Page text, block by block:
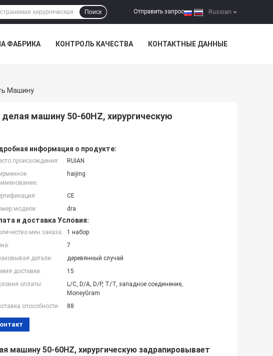
Russian
Отправить запрос |
Поиск
ФАБРИКА КОНТРОЛЬ КАЧЕСТВА КОНТАКТНЫЕ ДАННЫЕ
Машину
машину 50-60HZ, хирургическую
информация о продукте:
происхождения:
RUIAN
haijing
CE
модели:
dra
и доставка Условия:
мин заказа:
1 набор
7
детали:
деревянный случай
доставки:
15
оплаты:
L/C, D/A, D/P, T/T, западное соединение,
MoneyGram
способности:
88
машину 50-60HZ, хирургическую задрапировывает